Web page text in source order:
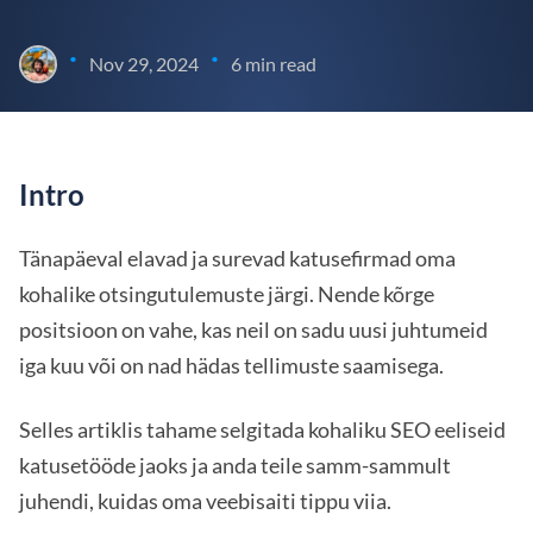
• Nov 29, 2024 • 6 min read
Intro
Tänapäeval elavad ja surevad katusefirmad oma
kohalike otsingutulemuste järgi. Nende kõrge
positsioon on vahe, kas neil on sadu uusi juhtumeid
iga kuu või on nad hädas tellimuste saamisega.
Selles artiklis tahame selgitada kohaliku SEO eeliseid
katusetööde jaoks ja anda teile samm-sammult
juhendi, kuidas oma veebisaiti tippu viia.